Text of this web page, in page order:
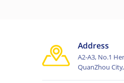
Address
A2-A3, No.1
QuanZhou